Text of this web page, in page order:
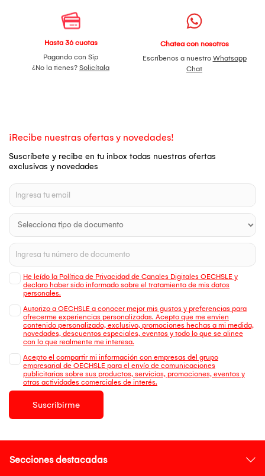
Hasta 36 cuotas
Pagando con Sip
¿No la tienes? Solicítala
Chatea con nosotros
Escríbenos a nuestro Whatsapp
Chat
¡Recibe nuestras ofertas y novedades!
Suscríbete y recibe en tu inbox todas nuestras ofertas
exclusivas y novedades
He leído la Política de Privacidad de Canales Digitales OECHSLE y
declaro haber sido informado sobre el tratamiento de mis datos
personales.
Autorizo a OECHSLE a conocer mejor mis gustos y preferencias para
ofrecerme experiencias personalizadas. Acepto que me envien
contenido personalizado, exclusivo, promociones hechas a mi medida,
novedades, descuentos especiales, eventos y todo lo que se alinee
con lo que realmente me interesa.
Acepto el compartir mi información con empresas del grupo
empresarial de OECHSLE para el envío de comunicaciones
publicitarias sobre sus productos, servicios, promociones, eventos y
otras actividades comerciales de interés.
Suscribirme
Secciones destacadas